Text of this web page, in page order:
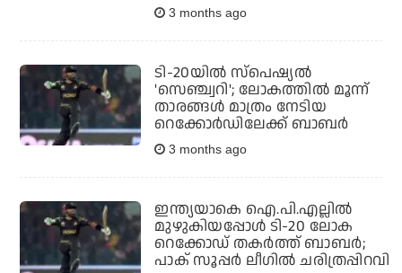
3 months ago
ടി-20യില്‍ സ്‌പെഷ്യല്‍
'സെഞ്ച്വറി'; ലോകത്തില്‍ മൂന്ന്
താരങ്ങള്‍ മാത്രം നേടിയ
റെക്കോര്‍ഡിലേക്ക് ബാബര്‍
3 months ago
ഇന്ത്യയാകെ ഐ.പി.എല്ലില്‍
മുഴുകിയപ്പോള്‍ ടി-20 ലോക
റെക്കോഡ് തകര്‍ത്ത് ബാബര്‍;
പാക് സൂപ്പര്‍ ലീഗില്‍ ചരിത്രപ്പിറവി